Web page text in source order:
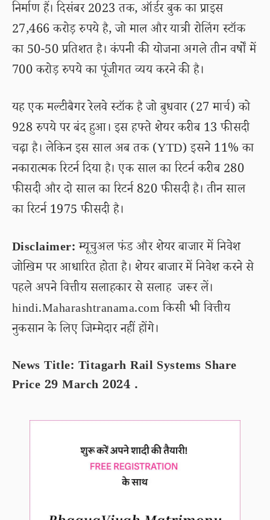
निर्माण हैं। दिसंबर 2023 तक, ऑर्डर बुक का प्राइस
27,466 करोड़ रुपये है, जो माल और यात्री रोलिंग स्टॉक
का 50-50 प्रतिशत है। कंपनी की योजना अगले तीन वर्षों में
700 करोड़ रुपये का पूंजीगत व्यय करने की है।
यह एक मल्टीबैगर रेलवे स्टॉक है जो बुधवार (27 मार्च) को
928 रुपये पर बंद हुआ। इस हफ्ते शेयर करीब 13 फीसदी
चढ़ा है। लेकिन इस साल अब तक (YTD) इसने 11% का
नकारात्मक रिटर्न दिया है। एक साल का रिटर्न करीब 280
फीसदी और दो साल का रिटर्न 820 फीसदी है। तीन साल
का रिटर्न 1975 फीसदी है।
Disclaimer:म्यूचुअल फंड और शेयर बाजार में निवेश
जोखिम पर आधारित होता है। शेयर बाजार में निवेश करने से
पहले अपने वित्तीय सलाहकार से सलाह जरूर लें।
hindi.Maharashtranama.com किसी भी वित्तीय
नुकसान के लिए जिम्मेदार नहीं होंगे।
News Title: Titagarh Rail Systems Share
Price 29 March 2024 .